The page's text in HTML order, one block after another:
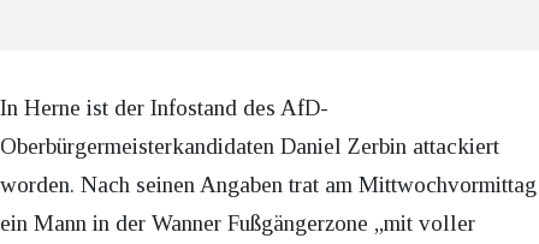
In Herne ist der Infostand des AfD-
Oberbürgermeisterkandidaten Daniel Zerbin attackiert
worden. Nach seinen Angaben trat am Mittwochvormittag
ein Mann in der Wanner Fußgängerzone „mit voller